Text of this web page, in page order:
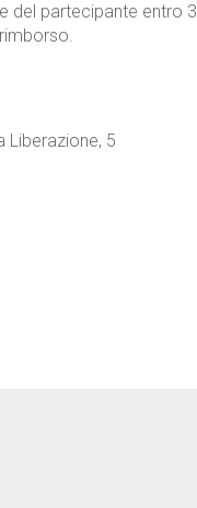
partecipante entro
Liberazione, 5